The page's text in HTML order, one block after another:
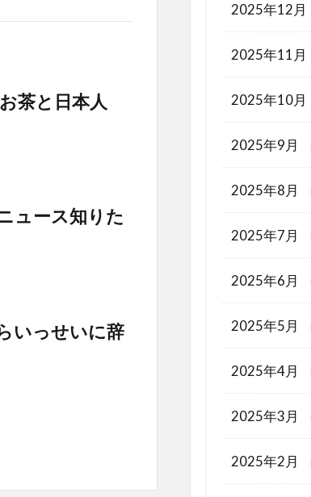
茶と日本人
ュース知りた
いっせいに辞
2025年12月
2025年11月
2025年10月
2025年9月
2025年8月
2025年7月
2025年6月
2025年5月
2025年4月
2025年3月
2025年2月